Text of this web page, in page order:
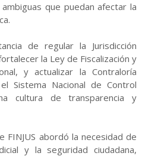
que puedan afectar la
de regular la Jurisdicción
la Ley de Fiscalización y
y actualizar la Contraloría
Sistema Nacional de Control
cultura de transparencia y
FINJUS abordó la necesidad de
y la seguridad ciudadana,